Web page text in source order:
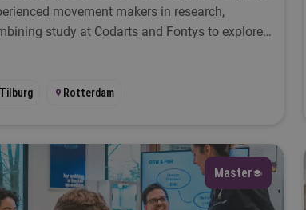
movement makers in research,
study at Codarts and Fontys to explore
Tilburg Rotterdam
Master